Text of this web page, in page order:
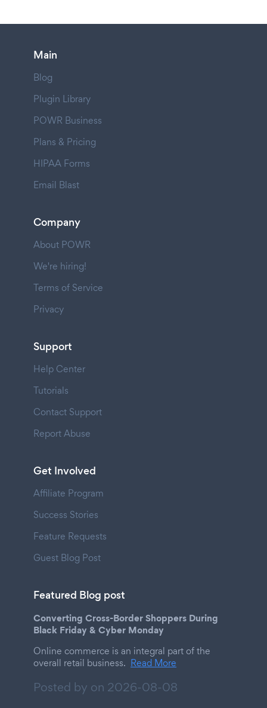
Main
Blog
Plugin Library
POWR Business
Plans & Pricing
HIPAA Forms
Email Blast
Company
About POWR
We're hiring!
Terms of Service
Privacy
Support
Help Center
Tutorials
Contact Support
Report Abuse
Get Involved
Affiliate Program
Success Stories
Feature Requests
Guest Blog Post
Featured Blog post
Converting Cross-Border Shoppers During
Black Friday & Cyber Monday
Online commerce is an integral part of the
overall retail business. Read More
Posted by on 2026-08-08